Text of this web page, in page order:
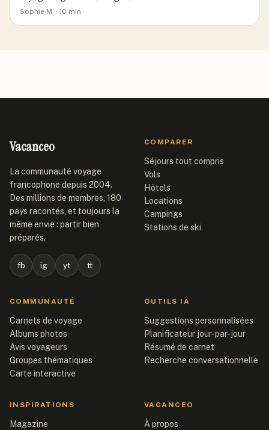
Sophie M. · 10 min
Vacanceo
La communauté voyage
francophone depuis 2004.
Des millions de membres, 180
pays racontés, et toujours la
même envie : partir bien
préparés.
fb ig yt tt
COMPARER
Séjours tout compris
Vols
Hôtels
Locations
Campings
Stations de ski
COMMUNAUTÉ
Carnets de voyage
Albums photos
Avis voyageurs
Groupes thématiques
Carte interactive
OUTILS IA
Suggestions personnalisées
Planificateur jour-par-jour
Résumé de carnet
Recherche conversationnelle
INSPIRATIONS
Magazine
VACANCEO
À propos